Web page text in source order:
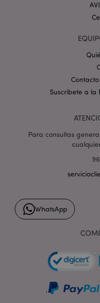
Suscríbete a la
Para consultas
WhatsApp